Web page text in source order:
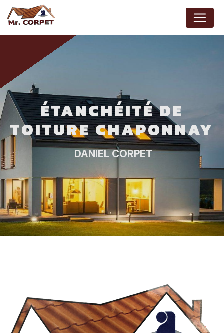
ÉTANCHÉITÉ DE
TOITURE CHAPONNAY
DANIEL CORPET
Panneau de gestion des cookies